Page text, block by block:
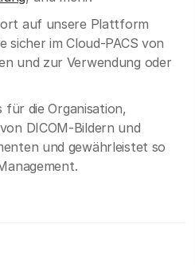
auf unsere Plattform
sicher im Cloud-PACS von
und zur Verwendung oder
die Organisation,
DICOM-Bildern und
und gewährleistet so